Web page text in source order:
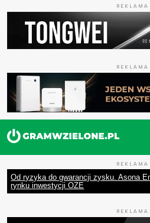
REKLAMA
REKLAMA
REKLAMA
Od ryzyka do gwarancji zysku. Asona
rynku inwestycji OZE
REKLAMA